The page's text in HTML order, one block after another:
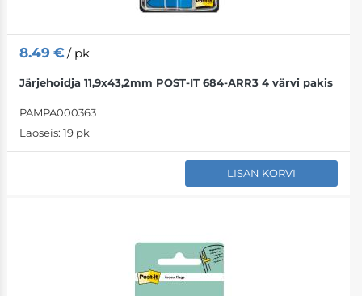
8.49 €/ pk
Järjehoidja 11,9x43,2mm POST-IT 684-ARR3 4 värvi pakis
PAMPA000363
Laoseis: 19 pk
LISAN KORVI